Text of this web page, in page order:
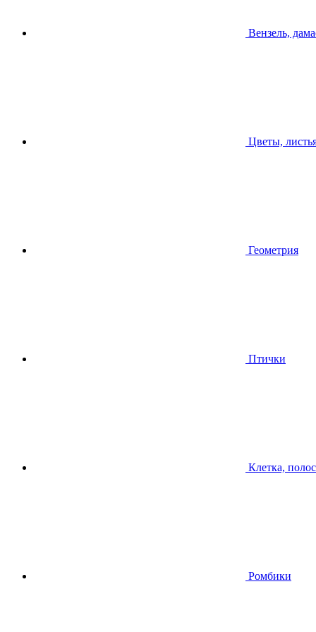
Вензель,
Цветы,
Геометрия
Птички
Клетка,
Ромбики